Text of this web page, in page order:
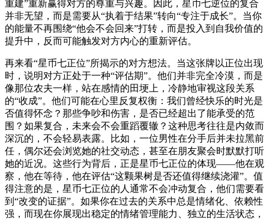
重建”重新赢得对方的尊重与兴趣。因此，星币七逆位的复合
并非无望，而是需要从“执着于结果”转向“专注于成长”。当你
的能量不再围绕“他会不会回来”打转，而是投入到自我价值的
提升中，反而可能触发对方内心的重新评估。
再来看“星币七正位”所揭示的对方想法。当这张牌以正位出现
时，说明对方正处于一种“评估期”。他们并非完全冷漠，而是
像那位农夫一样，站在感情的田埂上，冷静地审视这段关系
的“收成”。他们可能在心里反复权衡：我们曾经快乐的时光是
否值得怀念？那些争吵和伤害，是否已经超出了能承受的范
围？如果复合，未来会不会重蹈覆辙？这种思考往往是内敛而
深沉的，不会轻易表露。比如，一位男性在分手后并未拉黑前
任，偶尔还会浏览她的社交动态，甚至在朋友聚会时默默打听
她的近况。这些行为背后，正是星币七正位的体现——他在观
察，他在等待，他在评估“这颗果树是否还值得继续浇灌”。值
得注意的是，星币七正位的人通常不会冲动复合，他们需要看
到“改变的证据”。如果你在过去的关系中总是情绪化、依赖性
强，而现在你展现出稳定的情绪管理能力、独立的生活状态，